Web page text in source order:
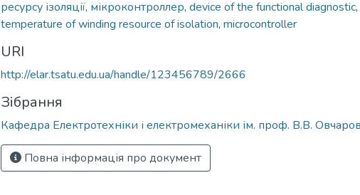
ресурсу ізоляції, мікроконтроллер, device of the functional diagnostic,
temperature of winding resource of isolation, microcontroller
URI
http://elar.tsatu.edu.ua/handle/123456789/2666
Зібрання
Кафедра Електротехніки і електромеханіки ім. проф. В.В.
Повна інформація про документ